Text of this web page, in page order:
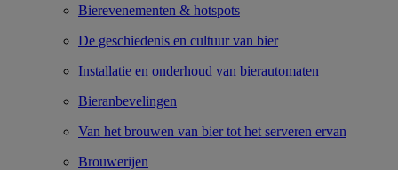
Bierevenementen & hotspots
De geschiedenis en cultuur van bier
Installatie en onderhoud van bierautomaten
Bieranbevelingen
Van het brouwen van bier tot het serveren ervan
Brouwerijen